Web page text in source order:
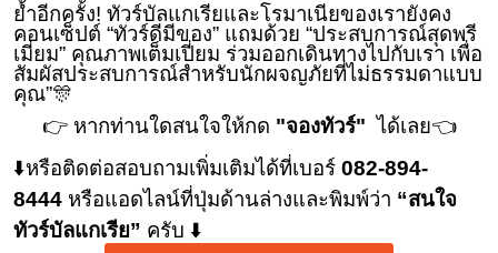
ย้ำอีกครั้ง! ทัวร์บัลแกเรียและโรมาเนียของเรายังคง
คอนเซ็ปต์ “ทัวร์ดีมีของ” แถมด้วย “ประสบการณ์สุดพรี
เมี่ยม” คุณภาพเต็มเปี่ยม ร่วมออกเดินทางไปกับเรา เพื่อ
สัมผัสประสบการณ์สำหรับนักผจญภัยที่ไม่ธรรมดาแบบ
คุณ”🎊
👉 หากท่านใดสนใจให้กด "จองทัวร์" ได้เลย👈
⬇️หรือติดต่อสอบถามเพิ่มเติมได้ที่เบอร์ 082-894-
8444 หรือแอดไลน์ที่ปุ่มด้านล่างและพิมพ์ว่า “สนใจ
ทัวร์บัลแกเรีย” ครับ ⬇️